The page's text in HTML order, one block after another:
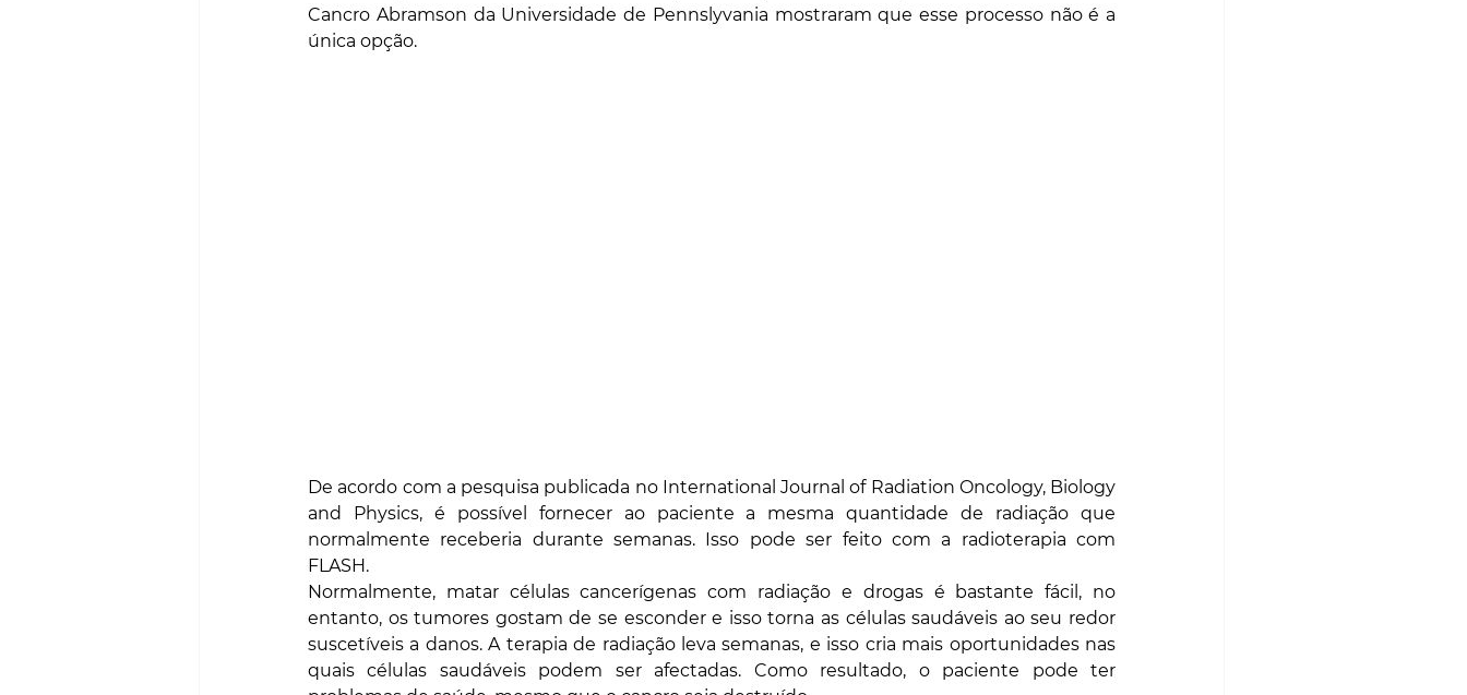
Cancro Abramson da Universidade de Pennslyvania mostraram que esse processo não é a
única opção.
De acordo com a pesquisa publicada no International Journal of Radiation Oncology, Biology
and Physics, é possível fornecer ao paciente a mesma quantidade de radiação que
normalmente receberia durante semanas. Isso pode ser feito com a radioterapia com
FLASH.
Normalmente, matar células cancerígenas com radiação e drogas é bastante fácil, no
entanto, os tumores gostam de se esconder e isso torna as células saudáveis ​​ao seu redor
suscetíveis a danos. A terapia de radiação leva semanas, e isso cria mais oportunidades nas
quais células saudáveis ​​podem ser afectadas. Como resultado, o paciente pode ter